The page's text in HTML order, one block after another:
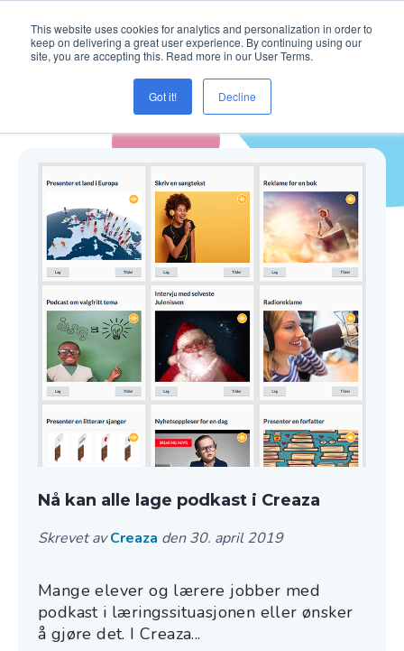
This website uses cookies for analytics and personalization in order to
keep on delivering a great user experience. By continuing using our
site, you are accepting this. Read more in our User Terms.
Got it! Decline
Blogg ( Tysk )
Nå kan alle lage podkast i Creaza
Skrevet avCreaza den 30. april 2019
Mange elever og lærere jobber med
podkast i læringssituasjonen eller ønsker
å gjøre det. I Creaza...